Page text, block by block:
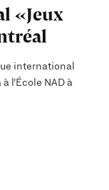
«Jeux
international
l’École NAD à